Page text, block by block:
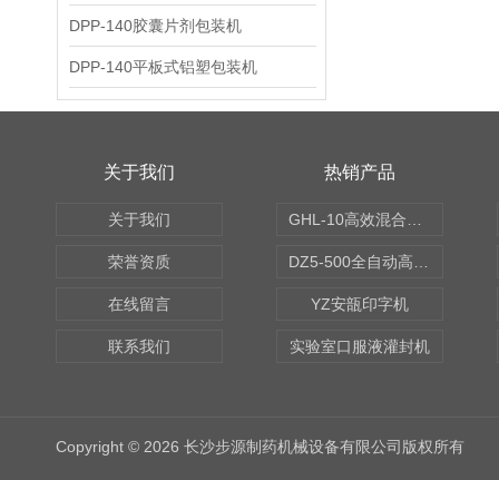
DPP-140胶囊片剂包装机
DPP-140平板式铝塑包装机
关于我们
关于我们
荣誉资质
在线留言
联系我们
热销产品
YZ安瓿印字机
实验室口服液灌封机
Copyright © 2026 长沙步源制药机械设备有限公司版权所有